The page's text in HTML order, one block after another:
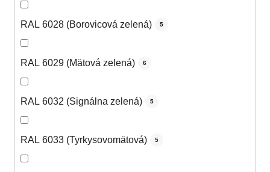
RAL 6028 (Borovicová zelená) 5
RAL 6029 (Mätová zelená) 6
RAL 6032 (Signálna zelená) 5
RAL 6033 (Tyrkysovomätová) 5